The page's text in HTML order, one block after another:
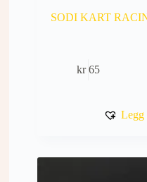
SODI KART
kr65
Legg